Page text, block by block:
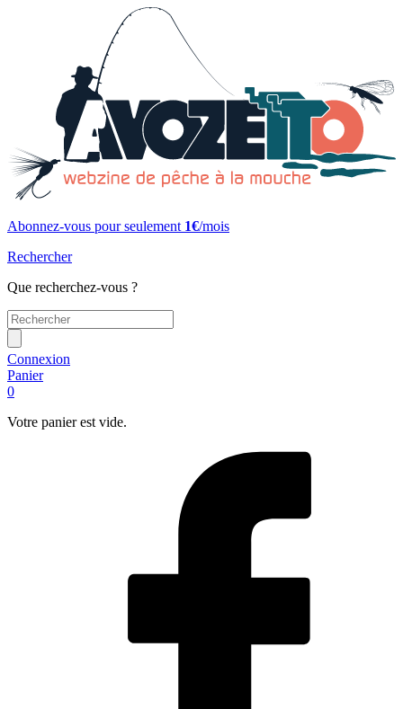
Abonnez-vous pour seulement 1€/mois
Rechercher
Que recherchez-vous ?
Connexion
Panier
0
Votre panier est vide.